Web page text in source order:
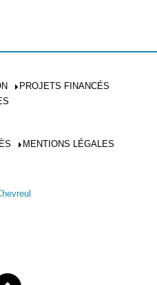
PROJETS FINANCÉS
MENTIONS LÉGALES